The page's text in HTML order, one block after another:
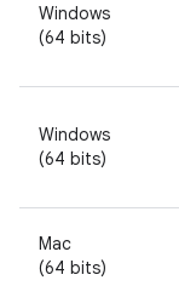
Windows
(64 bits)
Windows
(64 bits)
Mac
(64 bits)